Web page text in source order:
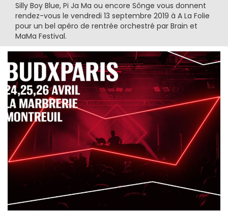
Silly Boy Blue, Pi Ja Ma ou encore Sônge vous donnent
rendez-vous le vendredi 13 septembre 2019 à A La Folie
pour un bel apéro de rentrée orchestré par Brain et
MaMa Festival.